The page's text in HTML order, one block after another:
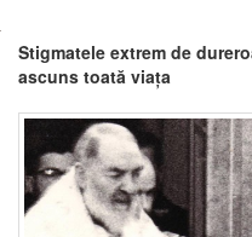
Stigmatele extrem de
ascuns toată viața